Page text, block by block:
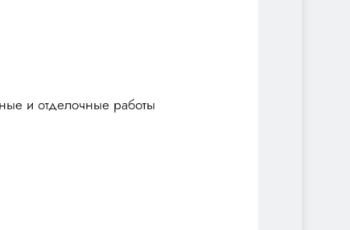
и отделочные работы